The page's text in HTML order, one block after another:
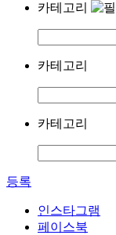
카테고리
카테고리
카테고리
등록
인스타그램
페이스북